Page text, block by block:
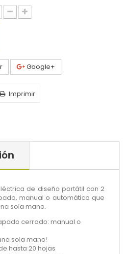
Google+
Imprimir
de diseño portátil con 2
manual o automático que
sola mano.
cerrado: manual o
sola mano!
hasta 20 hojas